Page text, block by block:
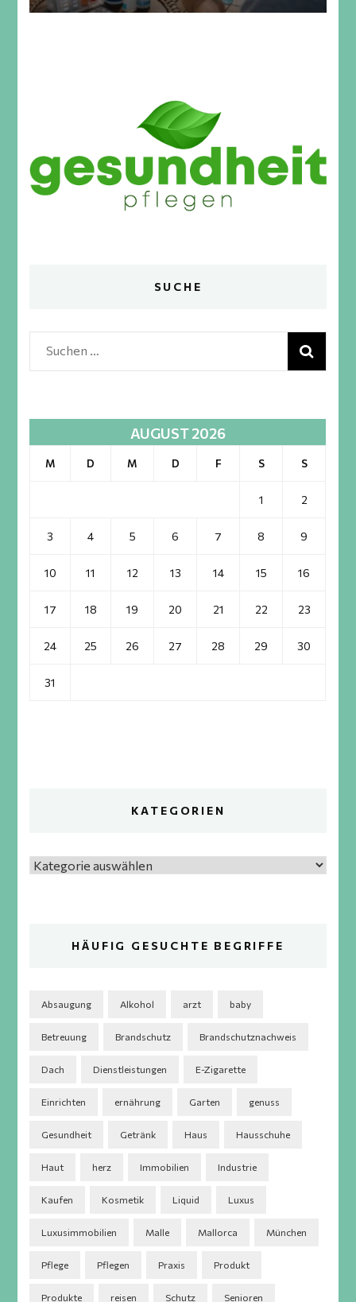
SUCHE
Suchen
nach:
AUGUST 2026
M D M D F S S
1 2
3 4 5 6 7 8 9
10 11 12 13 14 15 16
17 18 19 20 21 22 23
24 25 26 27 28 29 30
31
KATEGORIEN
Kategorien
HÄUFIG GESUCHTE BEGRIFFE
Absaugung Alkohol arzt baby
Betreuung Brandschutz Brandschutznachweis
Dach Dienstleistungen E-Zigarette
Einrichten ernährung Garten genuss
Gesundheit Getränk Haus Hausschuhe
Haut herz Immobilien Industrie
Kaufen Kosmetik Liquid Luxus
Luxusimmobilien Malle Mallorca München
Pflege Pflegen Praxis Produkt
Produkte reisen Schutz Senioren